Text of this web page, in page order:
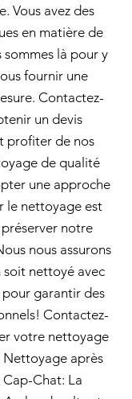
Vous avez des
en matière de
là pour y
fournir une
Contactez-
un devis
profiter de nos
de qualité
une approche
le nettoyage est
notre
nous assurons
soit nettoyé avec
garantir des
Contactez-
votre nettoyage
après
Chat: La